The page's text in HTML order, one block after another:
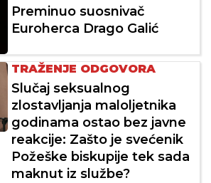
Preminuo suosnivač
Euroherca Drago Galić
TRAŽENJE ODGOVORA
Slučaj seksualnog
zlostavljanja maloljetnika
godinama ostao bez javne
reakcije: Zašto je svećenik
Požeške biskupije tek sada
maknut iz službe?